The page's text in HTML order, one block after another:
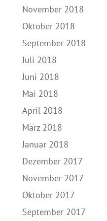
November 2018
Oktober 2018
September 2018
Juli 2018
Juni 2018
Mai 2018
April 2018
März 2018
Januar 2018
Dezember 2017
November 2017
Oktober 2017
September 2017